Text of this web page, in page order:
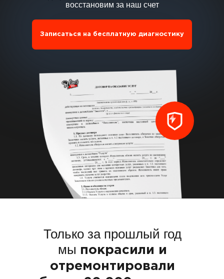
восстановим за наш счет
Записаться на бесплатную диагностику
Только за прошлый год
и отремонтировали
дисков
Только за прошлый год
мы покрасили и
отремонтировали